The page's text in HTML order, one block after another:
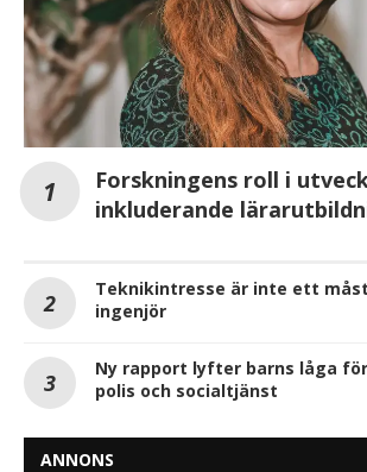
Forskningens roll i
inkluderande
Teknikintresse är inte ett
ingenjör
Ny rapport lyfter barns låga
polis och socialtjänst
ANNONS